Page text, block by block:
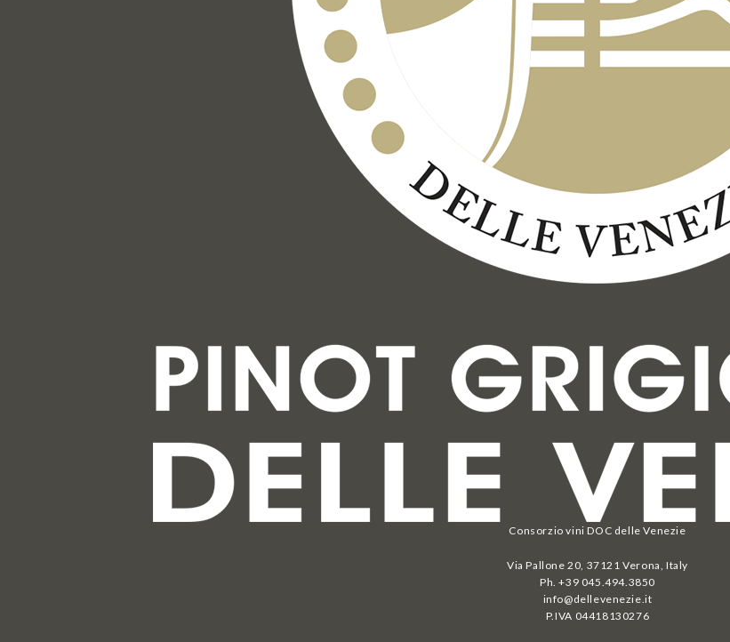
Consorzio vini DOC delle Venezie
Via Pallone 20, 37121 Verona, Italy
Ph. +39 045.494.3850
info@dellevenezie.it
P.IVA 04418130276